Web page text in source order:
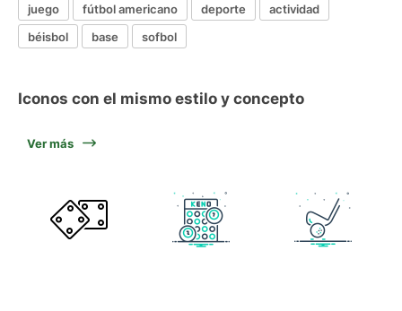
juego fútbol americano deporte
actividad
béisbol
base sofbol
Iconos con el mismo estilo y concepto
Ver más